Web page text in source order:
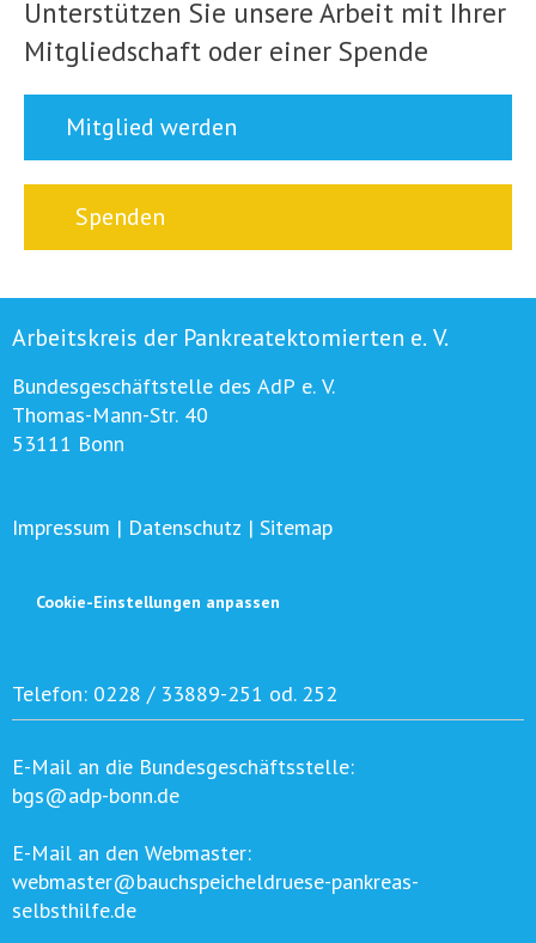
Unterstützen Sie unsere Arbeit mit Ihrer
Mitgliedschaft oder einer Spende
Mitglied werden
Spenden
Arbeitskreis der Pankreatektomierten e. V.
Bundesgeschäftstelle des AdP e. V.
Thomas-Mann-Str. 40
53111 Bonn
Impressum | Datenschutz | Sitemap
Cookie-Einstellungen anpassen
Telefon: 0228 / 33889-251 od. 252
E-Mail an die Bundesgeschäftsstelle:
bgs@adp-bonn.de
E-Mail an den Webmaster:
webmaster@bauchspeicheldruese-pankreas-
selbsthilfe.de